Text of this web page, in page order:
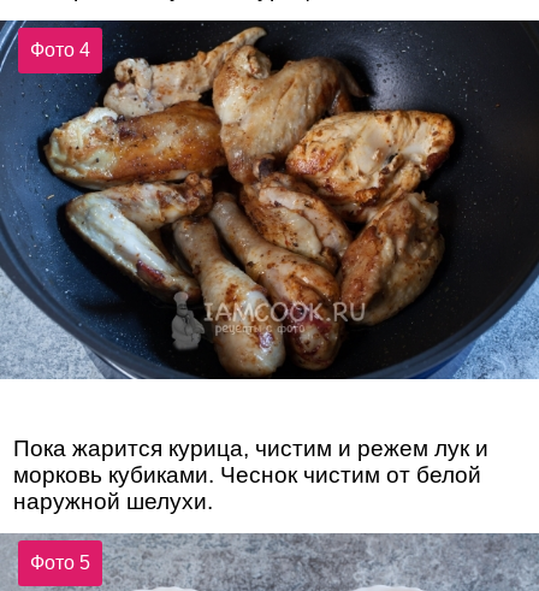
Фото 4
Пока жарится курица, чистим и режем лук и
морковь кубиками. Чеснок чистим от белой
наружной шелухи.
Фото 5